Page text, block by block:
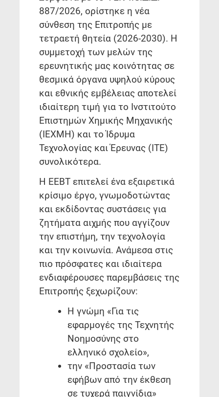
887/2026, ορίστηκε η νέα
σύνθεση της Επιτροπής με
τετραετή θητεία (2026-2030). Η
συμμετοχή των μελών της
ερευνητικής μας κοινότητας σε
θεσμικά όργανα υψηλού κύρους
και εθνικής εμβέλειας αποτελεί
ιδιαίτερη τιμή για το Ινστιτούτο
Επιστημών Χημικής Μηχανικής
(ΙΕΧΜΗ) και το Ίδρυμα
Τεχνολογίας και Έρευνας (ΙΤΕ)
συνολικότερα.
Η ΕΕΒΤ επιτελεί ένα εξαιρετικά
κρίσιμο έργο, γνωμοδοτώντας
και εκδίδοντας συστάσεις για
ζητήματα αιχμής που αγγίζουν
την επιστήμη, την τεχνολογία
και την κοινωνία. Ανάμεσα στις
πιο πρόσφατες και ιδιαίτερα
ενδιαφέρουσες παρεμβάσεις της
Επιτροπής ξεχωρίζουν:
Η γνώμη «Για τις
εφαρμογές της Τεχνητής
Νοημοσύνης στο
ελληνικό σχολείο»,
την «Προστασία των
εφήβων από την έκθεση
σε τυχερά παιγνίδια»